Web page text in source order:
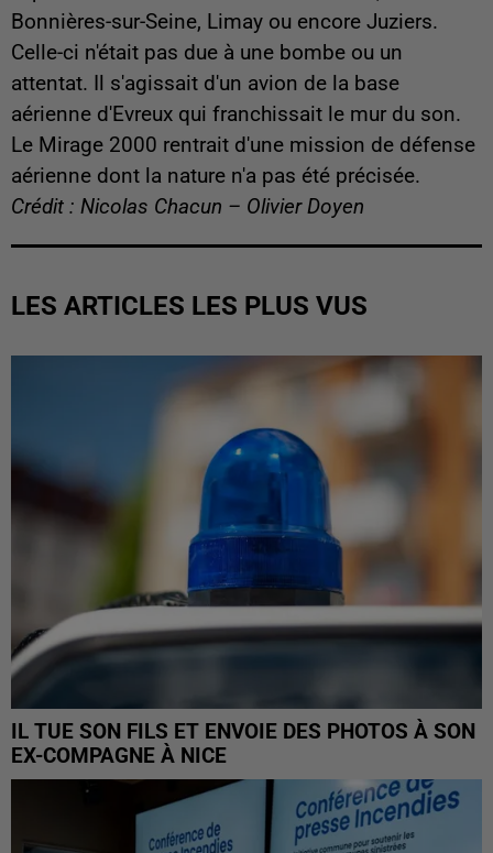
Bonnières-sur-Seine, Limay ou encore Juziers.
Celle-ci n'était pas due à une bombe ou un
attentat. Il s'agissait d'un avion de la base
aérienne d'Evreux qui franchissait le mur du son.
Le Mirage 2000 rentrait d'une mission de défense
aérienne dont la nature n'a pas été précisée.
Crédit : Nicolas Chacun – Olivier Doyen
LES ARTICLES LES PLUS VUS
IL TUE SON FILS ET ENVOIE DES PHOTOS À SON
EX-COMPAGNE À NICE